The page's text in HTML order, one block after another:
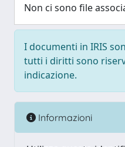
Non ci sono file
I documenti in IRIS
tutti i diritti sono
indicazione.
Informazioni